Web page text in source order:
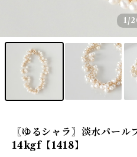
1/
〖ゆるシャラ〗淡水パール
14kgf【1418】